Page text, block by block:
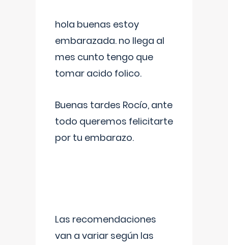
hola buenas estoy
embarazada. no llega al
mes cunto tengo que
tomar acido folico.
Buenas tardes Rocío, ante
todo queremos felicitarte
por tu embarazo.
Las recomendaciones
van a variar según las